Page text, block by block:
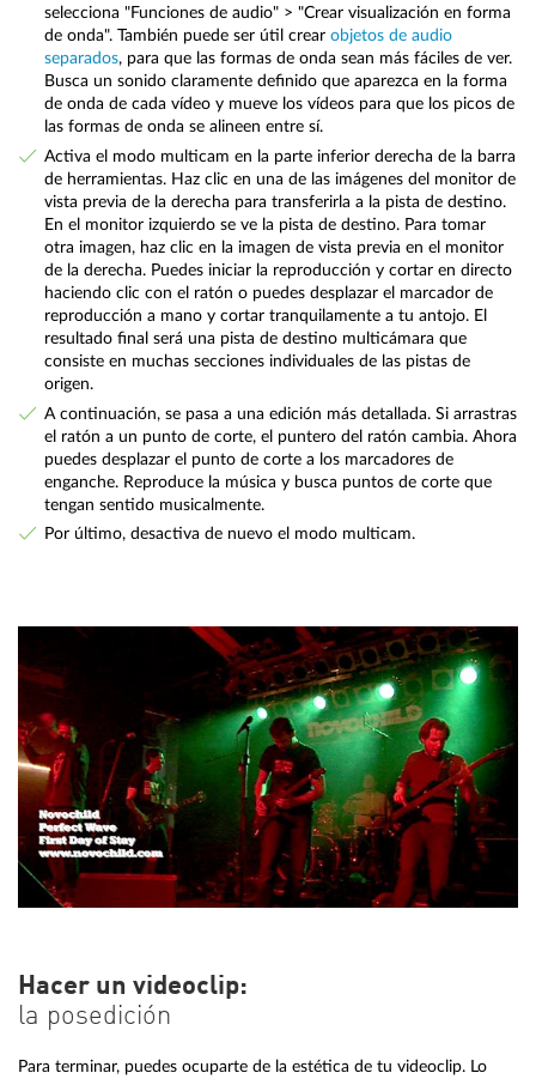
selecciona "Funciones de audio" > "Crear visualización en forma
de onda". También puede ser útil crear objetos de audio
separados, para que las formas de onda sean más fáciles de ver.
Busca un sonido claramente definido que aparezca en la forma
de onda de cada vídeo y mueve los vídeos para que los picos de
las formas de onda se alineen entre sí.
Activa el modo multicam en la parte inferior derecha de la barra
de herramientas. Haz clic en una de las imágenes del monitor de
vista previa de la derecha para transferirla a la pista de destino.
En el monitor izquierdo se ve la pista de destino. Para tomar
otra imagen, haz clic en la imagen de vista previa en el monitor
de la derecha. Puedes iniciar la reproducción y cortar en directo
haciendo clic con el ratón o puedes desplazar el marcador de
reproducción a mano y cortar tranquilamente a tu antojo. El
resultado final será una pista de destino multicámara que
consiste en muchas secciones individuales de las pistas de
origen.
A continuación, se pasa a una edición más detallada. Si arrastras
el ratón a un punto de corte, el puntero del ratón cambia. Ahora
puedes desplazar el punto de corte a los marcadores de
enganche. Reproduce la música y busca puntos de corte que
tengan sentido musicalmente.
Por último, desactiva de nuevo el modo multicam.
Hacer un videoclip:
la posedición
Para terminar, puedes ocuparte de la estética de tu videoclip. Lo